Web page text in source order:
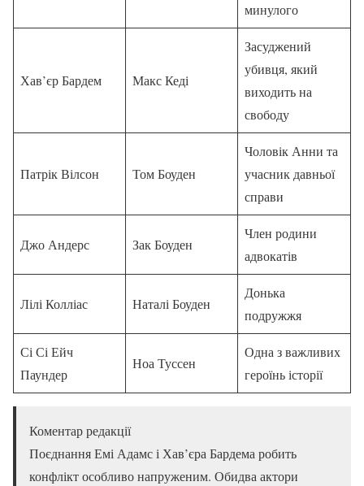
минулого
Хав’єр Бардем Макс Кеді
Засуджений
убивця, який
виходить на
свободу
Патрік Вілсон Том Боуден
Чоловік Анни та
учасник давньої
справи
Джо Андерс Зак Боуден
Член родини
адвокатів
Лілі Колліас Наталі Боуден
Донька
подружжя
Сі Сі Ейч
Паундер
Ноа Туссен
Одна з важливих
героїнь історії
Коментар редакції
Поєднання Емі Адамс і Хав’єра Бардема робить
конфлікт особливо напруженим. Обидва актори